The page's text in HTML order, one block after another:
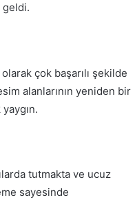
geldi.
çok başarılı şekilde
alanlarının yeniden bir
tutmakta ve ucuz
sayesinde